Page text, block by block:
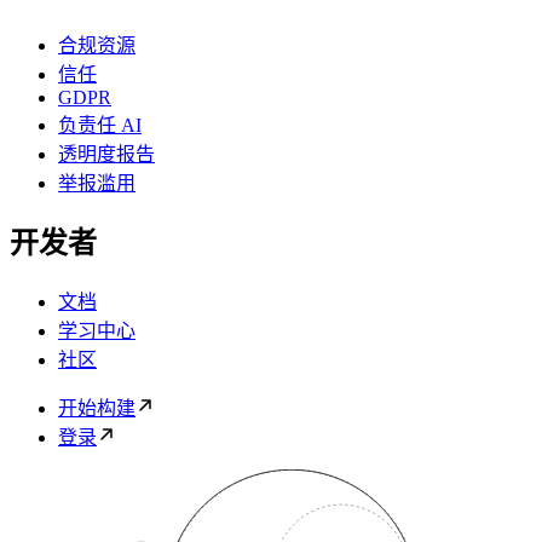
合规资源
信任
GDPR
负责任 AI
透明度报告
举报滥用
开发者
文档
学习中心
社区
开始构建
登录